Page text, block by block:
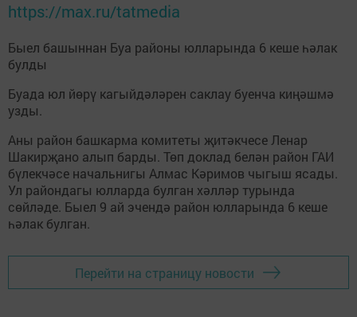
https://max.ru/tatmedia
Быел башыннан Буа районы юлларында 6 кеше һәлак
булды
Буада юл йөрү кагыйдәләрен саклау буенча киңәшмә
узды.
Аны район башкарма комитеты җитәкчесе Ленар
Шакирҗано алып барды. Төп доклад белән район ГАИ
бүлекчәсе начальнигы Алмас Кәримов чыгыш ясады.
Ул райондагы юлларда булган хәлләр турында
сөйләде. Быел 9 ай эчендә район юлларында 6 кеше
һәлак булган.
Перейти на страницу новости